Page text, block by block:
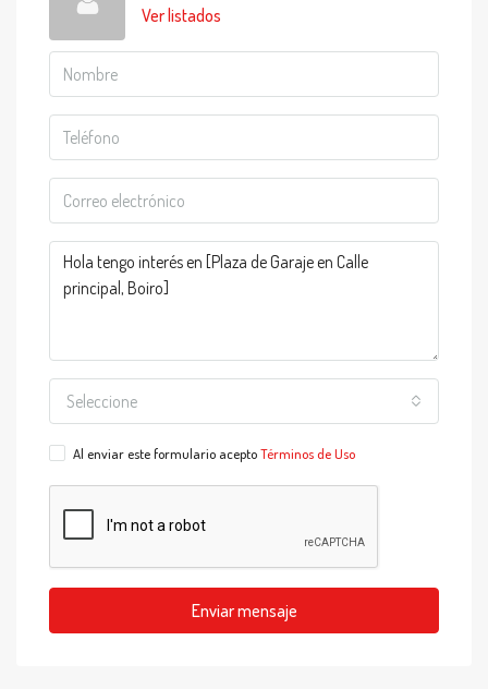
Ver listados
Seleccione
Al enviar este formulario aceptoTérminos de Uso
Enviar mensaje